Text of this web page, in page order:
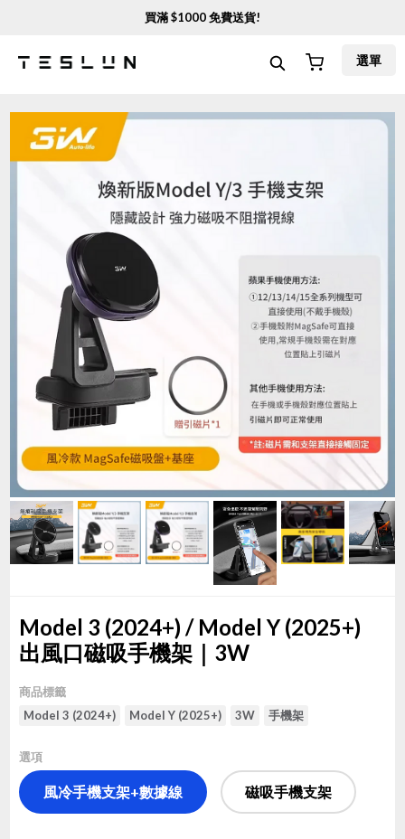
買滿 $1000免費送貨!
選單
Model 3 (2024+) / Model Y (2025+)
出風口磁吸手機架｜3W
商品標籤
Model 3 (2024+)
Model Y (2025+) 3W 手機架
選項
風冷手機支架+數據線 磁吸手機支架